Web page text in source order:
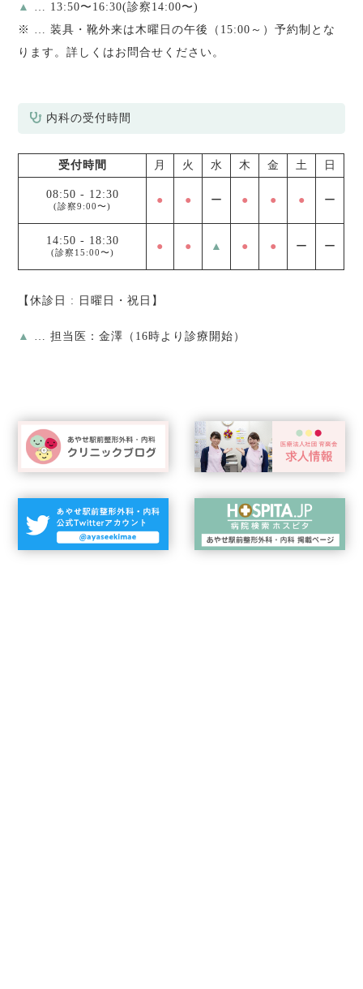
▲
… 13:50〜16:30(診察14:00〜)
※ … 装具・靴外来は木曜日の午後（15:00～）予約制とな
ります。詳しくはお問合せください。
内科の受付時間
受付時間 月 火 水 木 金 土 日
08:50 - 12:30
(診察9:00〜) ● ● ー ● ● ● ー
14:50 - 18:30
(診察15:00〜) ● ● ▲ ● ● ー ー
【休診日 : 日曜日・祝日】
▲ … 担当医：金澤（16時より診療開始）